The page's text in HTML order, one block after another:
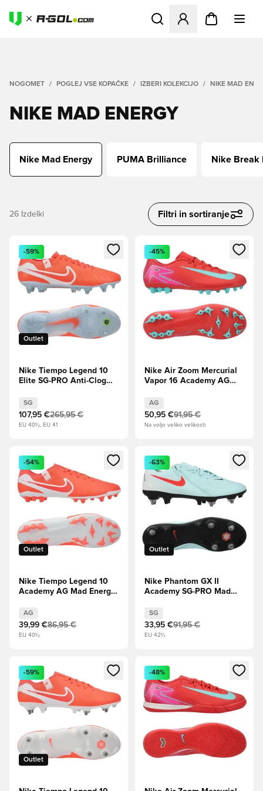
Odpre Modal za prijavo ali
NOGOMET POGLEJ VSE KOPAČKE IZBERI KOLEKCIJO NIKE MAD
NIKE MAD ENERGY
Nike Mad Energy PUMA Brilliance Nike Break
26 Izdelki Filtri in sortiranje
Odpre Modal za prijavo ali vpis kot član
Outlet
-59%
Nike Tiempo Legend 10
Elite SG-PRO Anti-Clog
lava/Bela
SG
107,95 €265,95 €
EU 40½, EU 41
Odpre Modal za prijavo ali
-45%
Nike Air Zoom Mercurial
Vapor 16 Academy AG
Glow/Aurora zelena
AG
50,95 €91,95 €
Na voljo veliko velikosti
Odpre Modal za prijavo ali vpis kot član
Outlet
-54%
Nike Tiempo Legend 10
Academy AG Mad Energy
AG
39,99 €86,95 €
EU 40½
Odpre Modal za prijavo ali
Outlet
-63%
Nike Phantom GX II
Academy SG-PRO Mad
rdeča/Off Noir
SG
33,95 €91,95 €
EU 42½
Odpre Modal za prijavo ali vpis kot član
Outlet
-59%
Odpre Modal za prijavo ali
-48%